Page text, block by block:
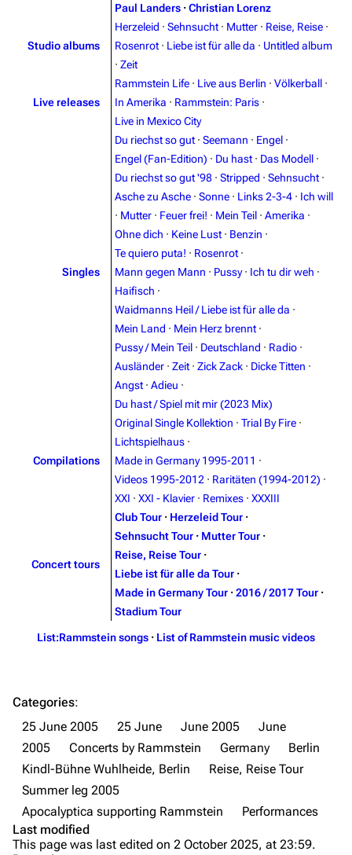
3.4K 12 290.4K
Navigation
Main page
Random page
Rammstein
Information
Discography
Videography
Song list
Merchandise
Emigrate
Discography
Videography
Song list
Merchandise
Lindemann
Information
Discography
Videography
Song list
Tour dates
Discography
Videography
Song list
Tour dates
Merchandise
Discography
Videography
Song list
Purge
Paul Landers · Christian Lorenz
Studio albums
Herzeleid · Sehnsucht · Mutter · Reise, Reise ·
Rosenrot · Liebe ist für alle da · Untitled album
· Zeit
Live releases
Rammstein Life · Live aus Berlin · Völkerball ·
In Amerika · Rammstein: Paris ·
Live in Mexico City
Singles
Du riechst so gut · Seemann · Engel ·
Engel (Fan-Edition) · Du hast · Das Modell ·
Du riechst so gut '98 · Stripped · Sehnsucht ·
Asche zu Asche · Sonne · Links 2-3-4 · Ich will
· Mutter · Feuer frei! · Mein Teil · Amerika ·
Ohne dich · Keine Lust · Benzin ·
Te quiero puta! · Rosenrot ·
Mann gegen Mann · Pussy · Ich tu dir weh ·
Haifisch ·
Waidmanns Heil / Liebe ist für alle da ·
Mein Land · Mein Herz brennt ·
Pussy / Mein Teil · Deutschland · Radio ·
Ausländer · Zeit · Zick Zack · Dicke Titten ·
Angst · Adieu ·
Du hast / Spiel mit mir (2023 Mix)
Compilations
Original Single Kollektion · Trial By Fire ·
Lichtspielhaus ·
Made in Germany 1995-2011 ·
Videos 1995-2012 · Raritäten (1994-2012) ·
XXI · XXI - Klavier · Remixes · XXXIII
Concert tours
Club Tour · Herzeleid Tour ·
Sehnsucht Tour · Mutter Tour ·
Reise, Reise Tour ·
Liebe ist für alle da Tour ·
Made in Germany Tour · 2016 / 2017 Tour ·
Stadium Tour
List:Rammstein songs · List of Rammstein music videos
Categories:
25 June 2005
25 June June 2005
June
2005
Concerts by Rammstein Germany
Berlin
Kindl-Bühne Wuhlheide, Berlin
Reise, Reise Tour
Summer leg 2005
Apocalyptica supporting Rammstein
Performances
Last modified
This page was last edited on 2 October 2025, at 23:59.